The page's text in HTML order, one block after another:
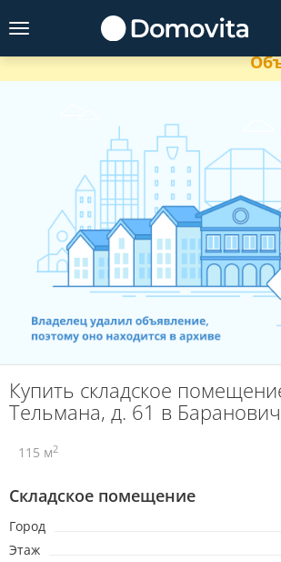
Купить складское
Тельмана, д. 61 в
115 м2
Складское помещение
Город
Этаж